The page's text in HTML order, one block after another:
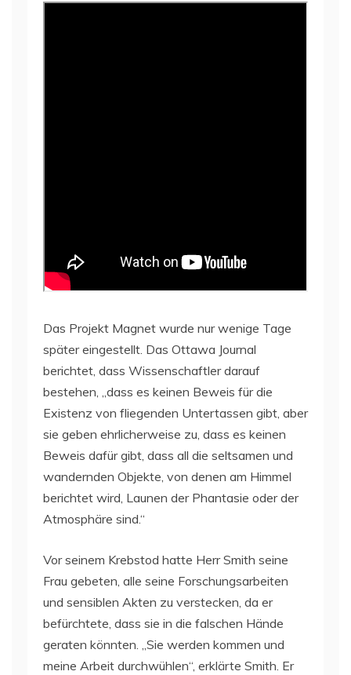
Das Projekt Magnet wurde nur wenige Tage
später eingestellt. Das Ottawa Journal
berichtet, dass Wissenschaftler darauf
bestehen, „dass es keinen Beweis für die
Existenz von fliegenden Untertassen gibt, aber
sie geben ehrlicherweise zu, dass es keinen
Beweis dafür gibt, dass all die seltsamen und
wandernden Objekte, von denen am Himmel
berichtet wird, Launen der Phantasie oder der
Atmosphäre sind.“
Vor seinem Krebstod hatte Herr Smith seine
Frau gebeten, alle seine Forschungsarbeiten
und sensiblen Akten zu verstecken, da er
befürchtete, dass sie in die falschen Hände
geraten könnten. „Sie werden kommen und
meine Arbeit durchwühlen“, erklärte Smith. Er